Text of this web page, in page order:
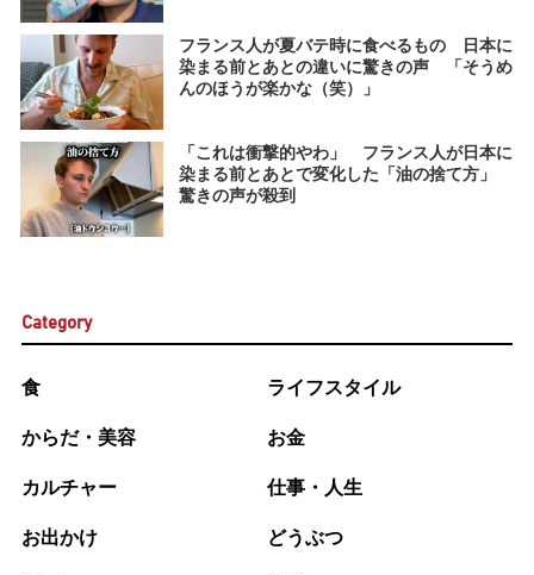
フランス人が夏バテ時に食べるもの 日本に
染まる前とあとの違いに驚きの声 「そうめ
んのほうが楽かな（笑）」
「これは衝撃的やわ」 フランス人が日本に
染まる前とあとで変化した「油の捨て方」
驚きの声が殺到
Category
食 ライフスタイル
からだ・美容 お金
カルチャー 仕事・人生
お出かけ どうぶつ